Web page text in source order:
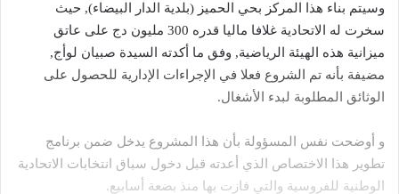
وسيتم بناء هذا المركز بحي الحميز (بلدية الدار البيضاء), حيث
سخرت له الاتحادية غلافا ماليا قدره 300 مليون دج على عاتق
ميزانية هذه الهيئة الرياضية, وفق ما أكدته السيدة صبيان لوأج,
مضيفة بأنه تم الشروع فعلا في الإجراءات الإدارية للحصول على
الوثائق المطلوبة لبدء الأشغال.
و أوضحت نفس المسؤولة بأن هذا المشروع يدخل ضمن برنامج
تطوير هذا الاختصاص الذي أعدته قبل دخول سباق انتخابات الاتحادية
الوطنية للفروسية والتي فازت بها منذ بضعة أسابيع.